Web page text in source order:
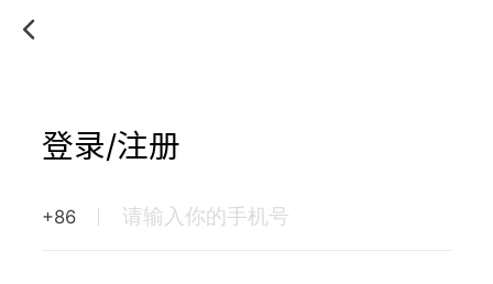
登录/注册
+86